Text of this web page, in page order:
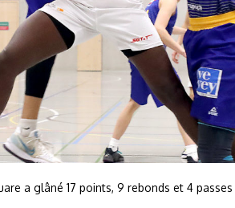
a glâné 17 points, 9 rebonds et 4